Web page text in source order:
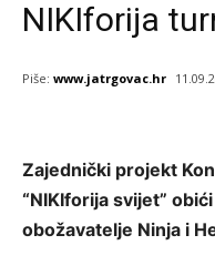
NIKIforija
Piše: www.jatrgovac.hr
Zajednički projekt
“NIKIforija svijet”
obožavatelje Ninja i